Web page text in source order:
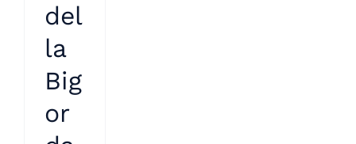
del
la
Big
or